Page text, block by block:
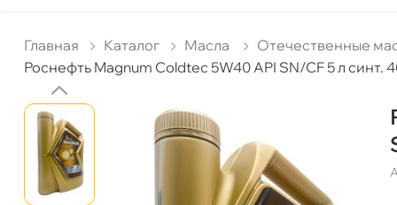
Главная Катало Масла
Отечественные
Роснефть Magnum Coldtec 5W40 API SN/CF 5 л синт.